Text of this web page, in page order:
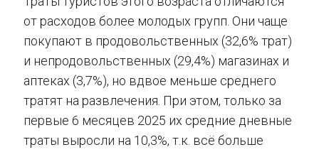
от расходов более молодых групп. Они чаще
покупают в продовольственных (32,6% трат)
и непродовольственных (29,4%) магазинах и
аптеках (3,7%), но вдвое меньше среднего
тратят на развлечения. При этом, только за
первые 6 месяцев 2025 их средние дневные
траты выросли на 10,3%, т.к. всё больше